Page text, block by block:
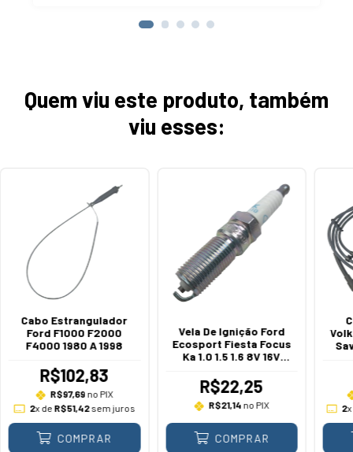
Quem viu este produto, também
viu esses:
Cabo Estrangulador
Ford F1000 F2000
F4000 1980 A 1998
R$102,83
R$97,69 no PIX
2x de R$51,42sem juros
COMPRAR
Vela De Ignição Ford
Ecosport Fiesta Focus
Ka 1.0 1.5 1.6 8V 16V
2006 A 2021
R$22,25
R$21,14 no PIX
COMPRAR
2